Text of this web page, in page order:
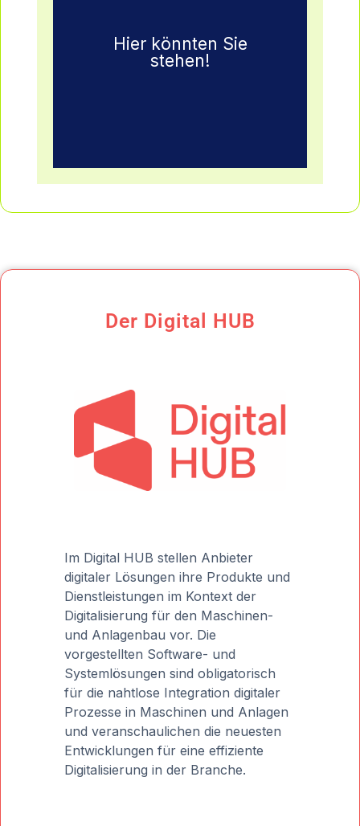
Hier könnten Sie
stehen!
im Connector PARK!!
Der Digital HUB
Im Digital HUB stellen Anbieter
digitaler Lösungen ihre Produkte und
Dienstleistungen im Kontext der
Digitalisierung für den Maschinen-
und Anlagenbau vor. Die
vorgestellten Software- und
Systemlösungen sind obligatorisch
für die nahtlose Integration digitaler
Prozesse in Maschinen und Anlagen
und veranschaulichen die neuesten
Entwicklungen für eine effiziente
Digitalisierung in der Branche.